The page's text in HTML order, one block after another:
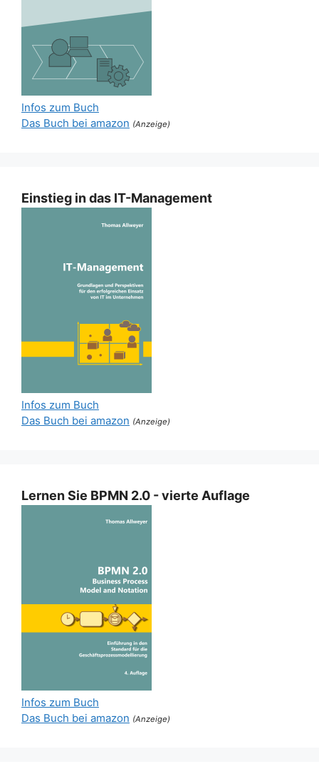
Infos zum Buch
Das Buch bei amazon (Anzeige)
Einstieg in das IT-Management
Infos zum Buch
Das Buch bei amazon (Anzeige)
Lernen Sie BPMN 2.0 - vierte Auflage
Infos zum Buch
Das Buch bei amazon (Anzeige)